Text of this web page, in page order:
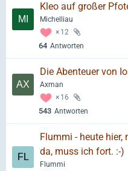
Kleo auf großer
12
Michelliau
Antworten
64
Die Abenteuer von
16
Axman
Antworten
543
Flummi - heute hier,
da, muss ich fort. :-)
Flummi